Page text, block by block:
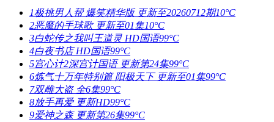
1极挑男人帮 爆笑精华版 更新至20260712期10°C
2恶魔的手球歌 更新至01集10°C
3白蛇传之我叫王道灵 HD国语99°C
4白夜书店 HD国语99°C
5宫心计2深宫计国语 更新第24集99°C
6炼气十万年特别篇 阳极天下 更新至01集99°C
7双雌大盗 全6集99°C
8放手再爱 更新HD99°C
9爱神之森 更新第26集99°C